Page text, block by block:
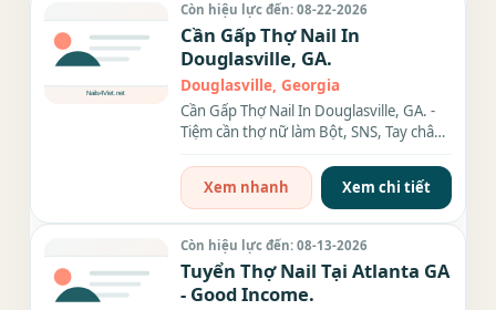
Còn hiệu lực đến: 08-22-2026
Cần Gấp Thợ Nail In
Douglasville, GA.
Douglasville, Georgia
Cần Gấp Thợ Nail In Douglasville, GA. -
Tiệm cần thợ nữ làm Bột, SNS, Tay chân
Xem nhanh
Xem chi tiết
Còn hiệu lực đến: 08-13-2026
Tuyển Thợ Nail Tại Atlanta GA
- Good Income.